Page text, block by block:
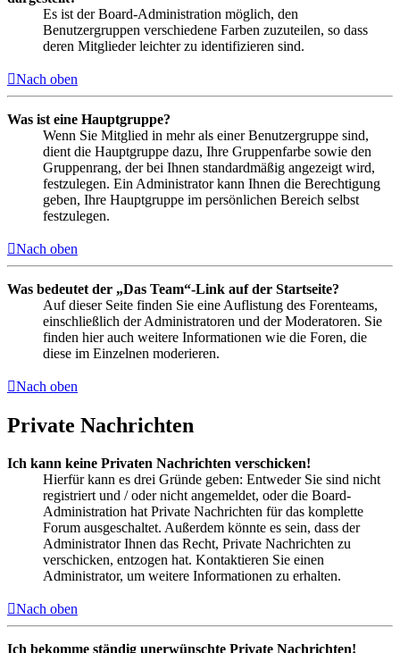
Es ist der Board-Administration möglich, den
Benutzergruppen verschiedene Farben zuzuteilen, so dass
deren Mitglieder leichter zu identifizieren sind.
Nach oben
Was ist eine Hauptgruppe?
Wenn Sie Mitglied in mehr als einer Benutzergruppe sind,
dient die Hauptgruppe dazu, Ihre Gruppenfarbe sowie den
Gruppenrang, der bei Ihnen standardmäßig angezeigt wird,
festzulegen. Ein Administrator kann Ihnen die Berechtigung
geben, Ihre Hauptgruppe im persönlichen Bereich selbst
festzulegen.
Nach oben
Was bedeutet der „Das Team“-Link auf der Startseite?
Auf dieser Seite finden Sie eine Auflistung des Forenteams,
einschließlich der Administratoren und der Moderatoren. Sie
finden hier auch weitere Informationen wie die Foren, die
diese im Einzelnen moderieren.
Nach oben
Private Nachrichten
Ich kann keine Privaten Nachrichten verschicken!
Hierfür kann es drei Gründe geben: Entweder Sie sind nicht
registriert und / oder nicht angemeldet, oder die Board-
Administration hat Private Nachrichten für das komplette
Forum ausgeschaltet. Außerdem könnte es sein, dass der
Administrator Ihnen das Recht, Private Nachrichten zu
verschicken, entzogen hat. Kontaktieren Sie einen
Administrator, um weitere Informationen zu erhalten.
Nach oben
Ich bekomme ständig unerwünschte Private Nachrichten!